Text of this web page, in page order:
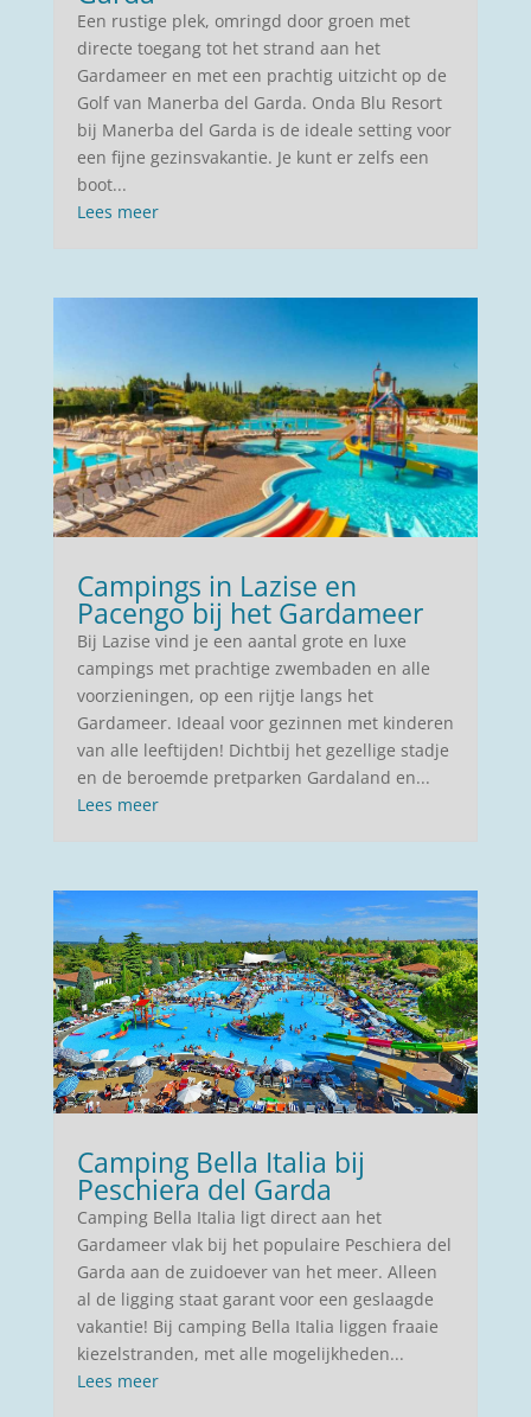
Een rustige plek, omringd door groen met
directe toegang tot het strand aan het
Gardameer en met een prachtig uitzicht op de
Golf van Manerba del Garda. Onda Blu Resort
bij Manerba del Garda is de ideale setting voor
een fijne gezinsvakantie. Je kunt er zelfs een
boot...
Lees meer
Campings in Lazise en
Pacengo bij het Gardameer
Bij Lazise vind je een aantal grote en luxe
campings met prachtige zwembaden en alle
voorzieningen, op een rijtje langs het
Gardameer. Ideaal voor gezinnen met kinderen
van alle leeftijden! Dichtbij het gezellige stadje
en de beroemde pretparken Gardaland en...
Lees meer
Camping Bella Italia bij
Peschiera del Garda
Camping Bella Italia ligt direct aan het
Gardameer vlak bij het populaire Peschiera del
Garda aan de zuidoever van het meer. Alleen
al de ligging staat garant voor een geslaagde
vakantie! Bij camping Bella Italia liggen fraaie
kiezelstranden, met alle mogelijkheden...
Lees meer